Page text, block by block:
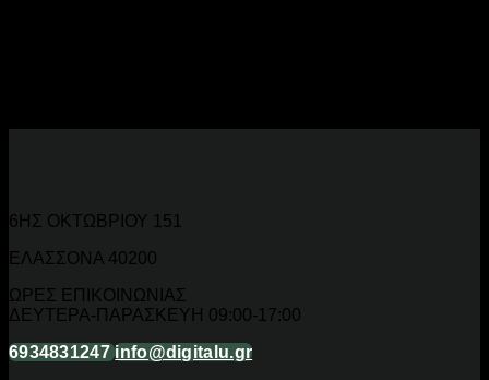
6ΗΣ ΟΚΤΩΒΡΙΟΥ 151
ΕΛΑΣΣΟΝΑ 40200
ΩΡΕΣ ΕΠΙΚΟΙΝΩΝΙΑΣ
ΔΕΥΤΕΡΑ-ΠΑΡΑΣΚΕΥΗ 09:00-17:00
6934831247 info@digitalu.gr